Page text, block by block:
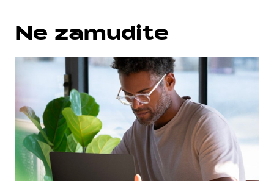
Ne zamudite